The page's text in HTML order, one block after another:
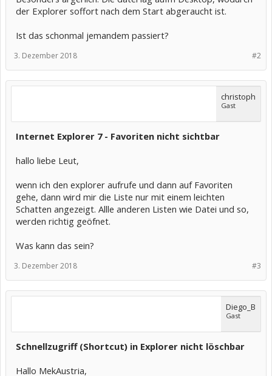
der Explorer soffort nach dem Start abgeraucht ist.
Ist das schonmal jemandem passiert?
#2
3. Dezember 2018
christoph
Gast
Internet Explorer 7 - Favoriten nicht sichtbar
hallo liebe Leut,
wenn ich den explorer aufrufe und dann auf Favoriten
gehe, dann wird mir die Liste nur mit einem leichten
Schatten angezeigt. Allle anderen Listen wie Datei und so,
werden richtig geöfnet.
Was kann das sein?
#3
3. Dezember 2018
Diego_B
Gast
Schnellzugriff (Shortcut) in Explorer nicht löschbar
Hallo MekAustria,